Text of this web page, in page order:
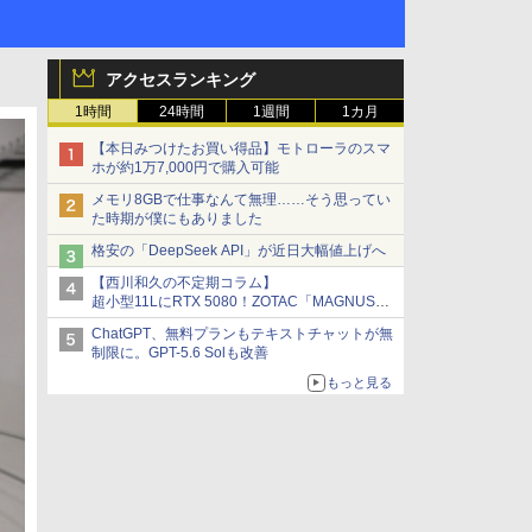
アクセスランキング
1時間 24時間 1週間 1カ月
【本日みつけたお買い得品】モトローラのスマ
ホが約1万7,000円で購入可能
メモリ8GBで仕事なんて無理……そう思ってい
た時期が僕にもありました
格安の「DeepSeek API」が近日大幅値上げへ
【西川和久の不定期コラム】
超小型11LにRTX 5080！ZOTAC「MAGNUS
ONE」最上位機の実力を探る
ChatGPT、無料プランもテキストチャットが無
制限に。GPT-5.6 Solも改善
もっと見る